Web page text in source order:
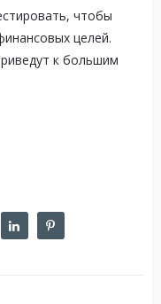
чтобы
целей.
к большим